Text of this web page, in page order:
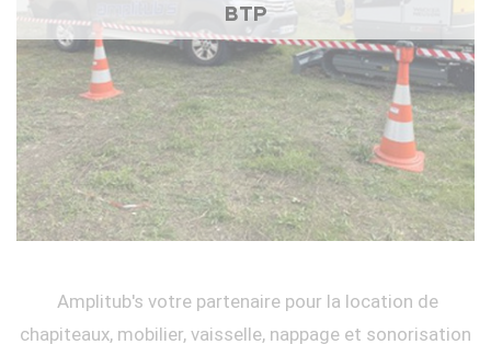
BTP
Amplitub's votre partenaire pour la location de
chapiteaux, mobilier, vaisselle, nappage et sonorisation